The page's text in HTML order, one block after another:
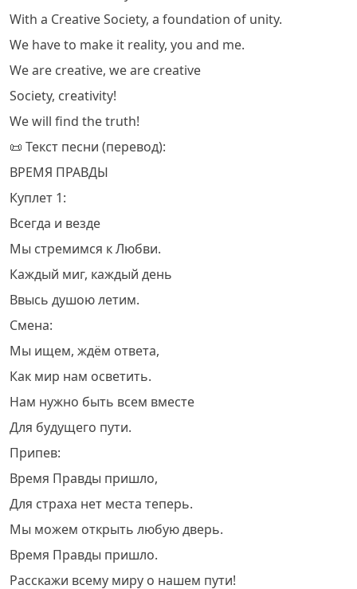
With a Creative Society, a foundation of unity.
We have to make it reality, you and me.
We are creative, we are creative
Society, creativity!
We will find the truth!
📜 Текст песни (перевод):
ВРЕМЯ ПРАВДЫ
Куплет 1:
Всегда и везде
Мы стремимся к Любви.
Каждый миг, каждый день
Ввысь душою летим.
Смена:
Мы ищем, ждём ответа,
Как мир нам осветить.
Нам нужно быть всем вместе
Для будущего пути.
Припев:
Время Правды пришло,
Для страха нет места теперь.
Мы можем открыть любую дверь.
Время Правды пришло.
Расскажи всему миру о нашем пути!